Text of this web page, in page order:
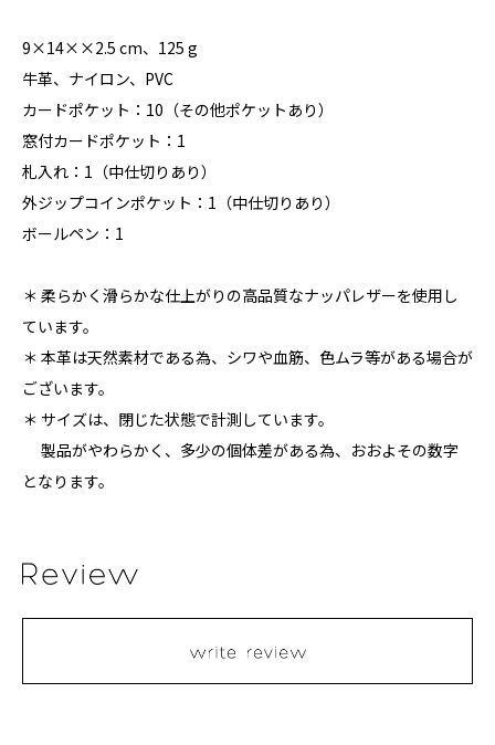
9×14××2.5 cm、125 g
牛革、ナイロン、PVC
カードポケット：10（その他ポケットあり）
窓付カードポケット：1
札入れ：1（中仕切りあり）
外ジップコインポケット：1（中仕切りあり）
ボールペン：1
＊ 柔らかく滑らかな仕上がりの高品質なナッパレザーを使用し
ています。
＊ 本革は天然素材である為、シワや血筋、色ムラ等がある場合が
ございます。
＊ サイズは、閉じた状態で計測しています。
製品がやわらかく、多少の個体差がある為、おおよその数字
となります。